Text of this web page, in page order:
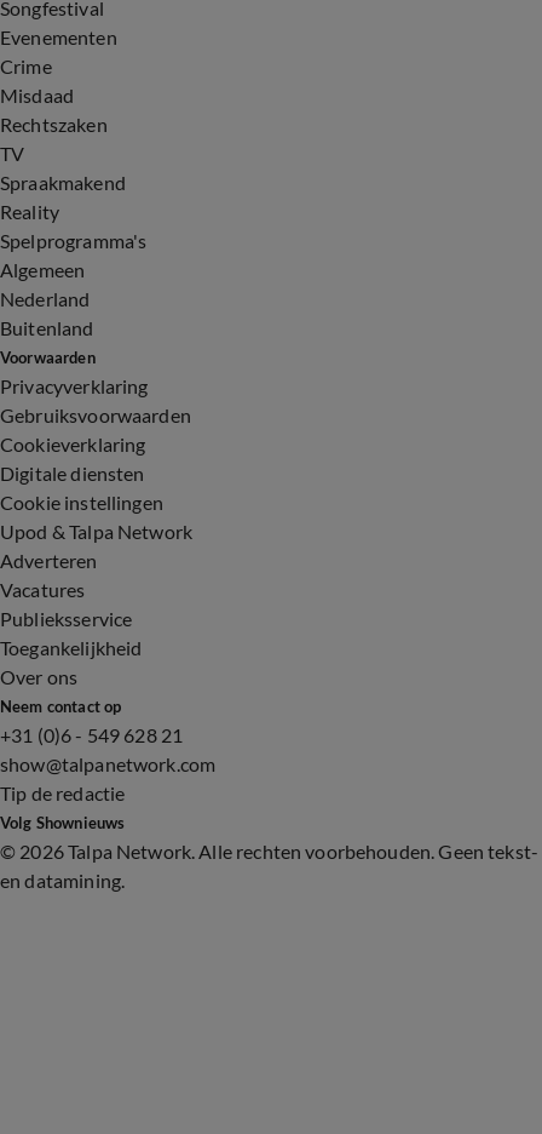
Songfestival
Evenementen
Crime
Misdaad
Rechtszaken
TV
Spraakmakend
Reality
Spelprogramma's
Algemeen
Nederland
Buitenland
Voorwaarden
Privacyverklaring
Gebruiksvoorwaarden
Cookieverklaring
Digitale diensten
Cookie instellingen
Upod & Talpa Network
Adverteren
Vacatures
Publieksservice
Toegankelijkheid
Over ons
Neem contact op
+31 (0)6 - 549 628 21
show@talpanetwork.com
Tip de redactie
Volg Shownieuws
© 2026 Talpa Network. Alle rechten voorbehouden. Geen tekst-
en datamining.